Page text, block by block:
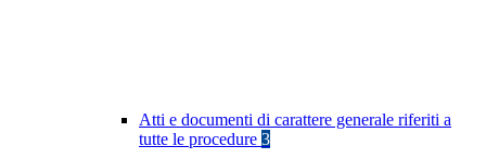
Atti e documenti di carattere generale riferiti a
tutte le procedure 3